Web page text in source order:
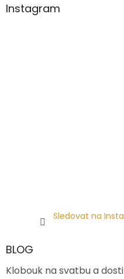
Instagram
Sledovat na
BLOG
Klobouk na svatbu a